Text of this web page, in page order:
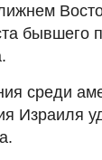
бывшего
среди
Израиля